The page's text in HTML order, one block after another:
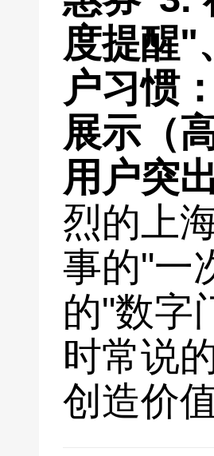
度提醒"
户习惯
展示（
用户突
烈的上
事的"一
的"数字
时常说
创造价